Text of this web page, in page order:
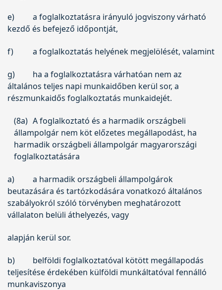
e)
a foglalkoztatásra irányuló jogviszony várható
kezdő és befejező időpontját,
f) a foglalkoztatás helyének megjelölését, valamint
g)
ha a foglalkoztatásra várhatóan nem az
általános teljes napi munkaidőben kerül sor, a
részmunkaidős foglalkoztatás munkaidejét.
(8a) A foglalkoztató és a harmadik országbeli
állampolgár nem köt előzetes megállapodást, ha
harmadik országbeli állampolgár magyarországi
foglalkoztatására
a)
a harmadik országbeli állampolgárok
beutazására és tartózkodására vonatkozó általános
szabályokról szóló törvényben meghatározott
vállalaton belüli áthelyezés, vagy
alapján kerül sor.
b)
belföldi foglalkoztatóval kötött megállapodás
teljesítése érdekében külföldi munkáltatóval fennálló
munkaviszonya